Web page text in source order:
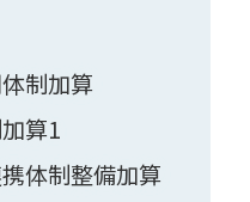
制加算
算1
体制整備加算